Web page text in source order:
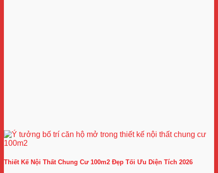
Thiết Kế Nội Thất Chung Cư 100m2 Đẹp Tối Ưu Diện Tích 2026